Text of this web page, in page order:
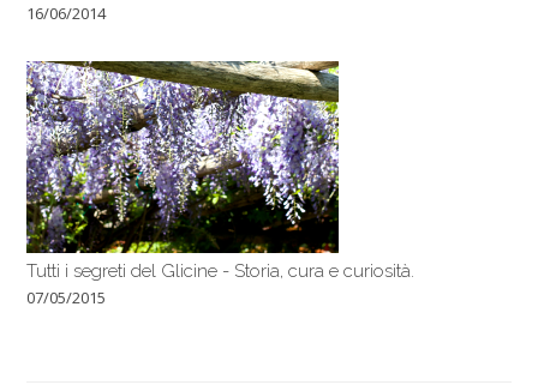
16/06/2014
Tutti i segreti del Glicine - Storia, cura e curiosità.
07/05/2015